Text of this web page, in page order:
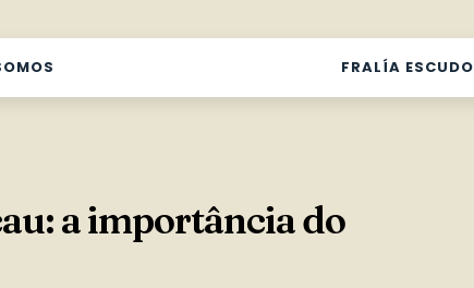
FRALÍA ESCUDO
a importância do